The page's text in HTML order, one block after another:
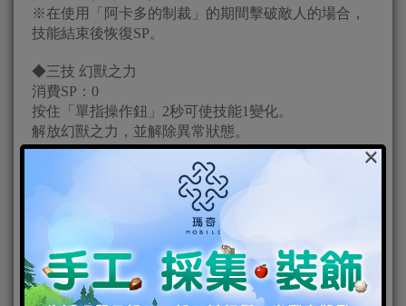
※在使用「阿卡多的制裁」的期間擊破敵人的場合，
技能結束後恢復SP。
◆三技 幻獸之力
消費SP：0
按住「單指操作鈕」2秒可使技能1變化。
解放幻獸之力，並解除異常狀態。
＜賦予效果＞
幻獸之力(60秒/一般攻擊傷害+1000%，攻擊速度、會
心傷害+100%，異常狀態無效)
※幻獸之力狀態下，HP不會低於1，且無法受到恢復
※幻獸之力狀態下，SP將暫時完全恢復且不會減少。
結束後，SP量將回到發動前的狀態。
※任務中僅能使用3次。
×